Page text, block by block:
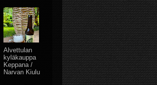
Alvettulan
kyläkauppa
Keppana /
Narvan Kiulu